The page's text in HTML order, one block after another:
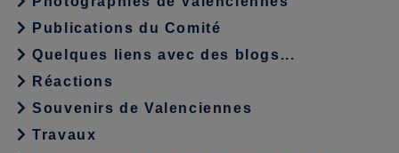
Publications du Comité
Quelques liens avec des blogs...
Réactions
Souvenirs de Valenciennes
Travaux